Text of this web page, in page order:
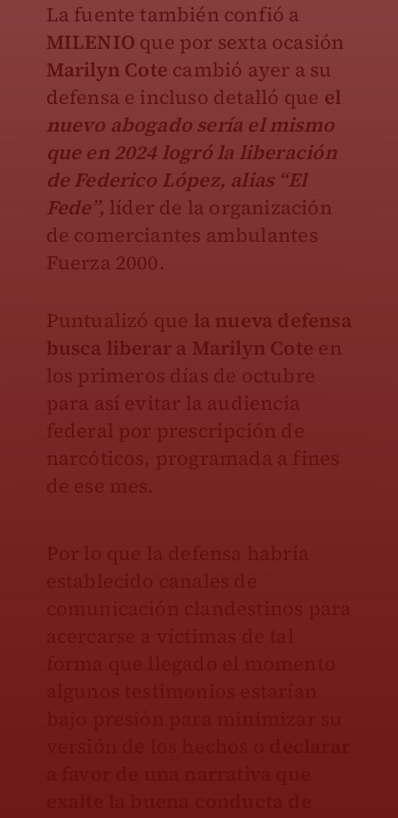
La fuente también confió a
MILENIO que por sexta ocasión
Marilyn Cote cambió ayer a su
defensa e incluso detalló que el
nuevo abogado sería el mismo
que en 2024 logró la liberación
de Federico López, alias “El
Fede”, líder de la organización
de comerciantes ambulantes
Fuerza 2000.
Puntualizó que la nueva defensa
busca liberar a Marilyn Cote en
los primeros días de octubre
para así evitar la audiencia
federal por prescripción de
narcóticos, programada a fines